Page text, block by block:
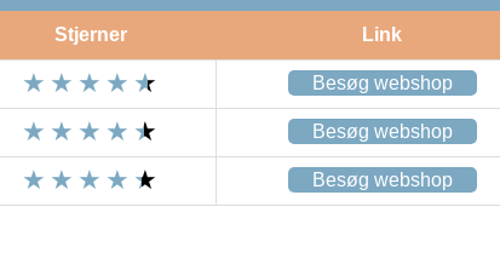
Stjerner Link
Besøg webshop
Besøg webshop
Besøg webshop